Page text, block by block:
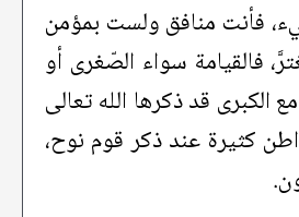
فأنت منافق ولست بمؤمن
فالقيامة سواء الصّغرى أو
الكبرى قد ذكرها الله تعالى
كثيرة عند ذكر قوم نوح،